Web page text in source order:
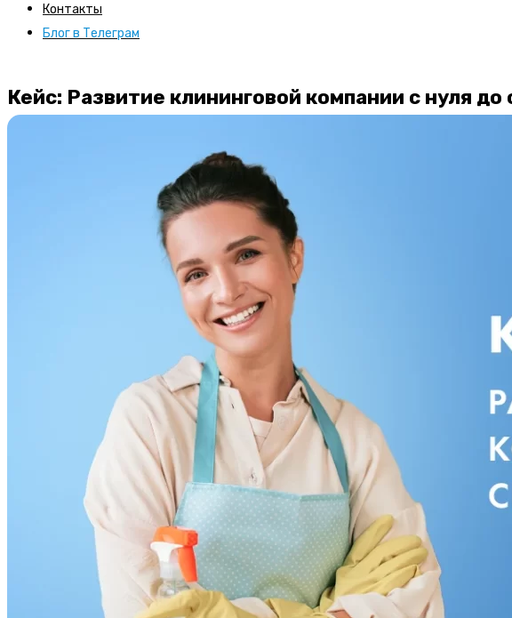
Контакты
Блог в Телеграм
Кейс: Развитие клининговой компании с нуля до